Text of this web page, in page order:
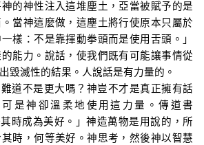
的神性注入這堆塵土，亞當被賦予的是
當神這麼做，這塵土將行使原本只屬於
樣：不是靠揮動拳頭而是使用舌頭。」
能力。說話，使我們既有可能讓事情從
毀滅性的結果。人說話是有力量的。
道不是更大嗎？神豈不才是真正擁有話
是神卻溫柔地使用這力量。傳道書
時成為美好 。 」神造萬物是用說的，所
時，何等美好。神思考，然後神以智慧